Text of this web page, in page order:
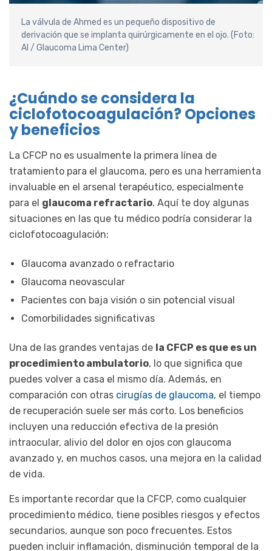
La válvula de Ahmed es un pequeño dispositivo de
derivación que se implanta quirúrgicamente en el ojo. (Foto:
AI / Glaucoma Lima Center)
¿Cuándo se considera la
ciclofotocoagulación? Opciones
y beneficios
La CFCP no es usualmente la primera línea de
tratamiento para el glaucoma, pero es una herramienta
invaluable en el arsenal terapéutico, especialmente
para el glaucoma refractario. Aquí te doy algunas
situaciones en las que tu médico podría considerar la
ciclofotocoagulación:
Glaucoma avanzado o refractario
Glaucoma neovascular
Pacientes con baja visión o sin potencial visual
Comorbilidades significativas
Una de las grandes ventajas de la CFCP es que es un
procedimiento ambulatorio, lo que significa que
puedes volver a casa el mismo día. Además, en
comparación con otras cirugías de glaucoma, el tiempo
de recuperación suele ser más corto. Los beneficios
incluyen una reducción efectiva de la presión
intraocular, alivio del dolor en ojos con glaucoma
avanzado y, en muchos casos, una mejora en la calidad
de vida.
Es importante recordar que la CFCP, como cualquier
procedimiento médico, tiene posibles riesgos y efectos
secundarios, aunque son poco frecuentes. Estos
pueden incluir inflamación, disminución temporal de la